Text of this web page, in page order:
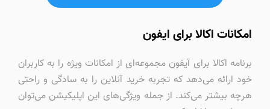
امکانات اکالا برای ایفون
برنامه اکالا برای آیفون مجموعه‌ای از امکانات ویژه را به کاربران
خود ارائه می‌دهد که تجربه خرید آنلاین را به سادگی و راحتی
هرچه بیشتر می‌کند. از جمله ویژگی‌های این اپلیکیشن می‌توان